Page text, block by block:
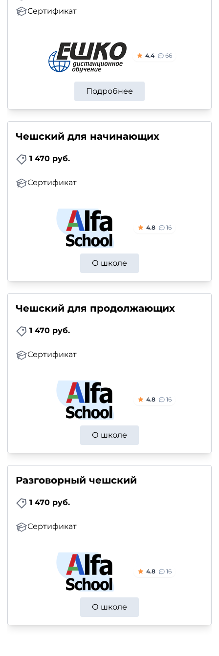
Сертификат
4.4 66
Подробнее
Чешский для начинающих
1 470 руб.
Сертификат
4.8 16
О школе
Чешский для продолжающих
1 470 руб.
Сертификат
4.8 16
О школе
Разговорный чешский
1 470 руб.
Сертификат
4.8 16
О школе
Для
Красота,
здоровье,
фитнес
Психология
и
саморазвитие
Прочее
Репетиторы
Тесты
профориентацию